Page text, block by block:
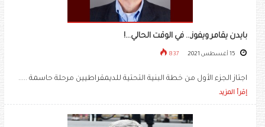
بايدن يقامر ويفوز... في الوقت الحالي...!
837
اجتاز الجزء الأول من خطة البنية التحتية للديمقراطيين مرحلة حاسمة .....
إقرأ المزيد